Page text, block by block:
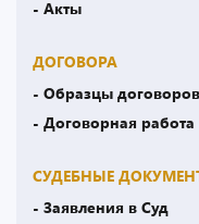
- Акты
ДОГОВОРА
- Образцы договоров
- Договорная работа
СУДЕБНЫЕ
- Заявления в Суд